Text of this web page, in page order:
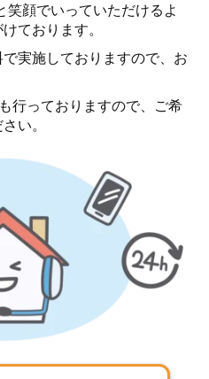
顔でいっていただけるよ
ております。
実施しておりますので、お
行っておりますので、ご希
い。